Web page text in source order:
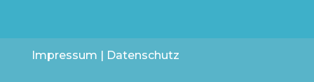
Impressum | Datenschutz